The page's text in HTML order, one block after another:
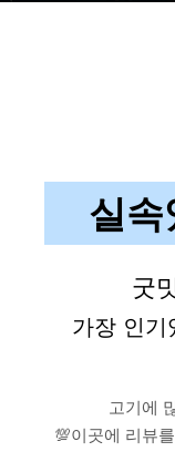
실속
굿
가장 인기
고기에
💯이곳에 리뷰